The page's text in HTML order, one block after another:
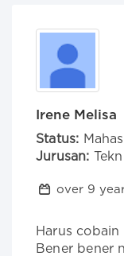
Irene Melisa
Status:
Jurusan:
over 9
Harus
Bener bener